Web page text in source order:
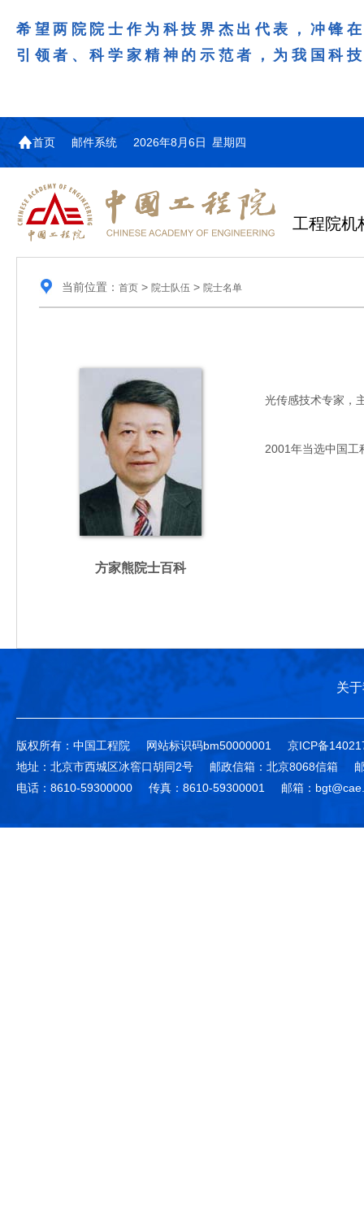
希望两院院士作为科技界杰出代表，冲锋
引领者、科学家精神的示范者，为我国科
首页 邮件系统 2026年8月6日 星期四
工程院机
当前位置： 首页> 院士队伍 > 院士名单
方家熊院士百科
光传感技术专家，主
2001年当选中国工
关
版权所有：中国工程院 网站标识码bm50000001
京ICP备
地址：北京市西城区冰窖口胡同2号
邮政信箱：北京8068信箱
电话：8610-59300000
传真：8610-59300001 邮箱：